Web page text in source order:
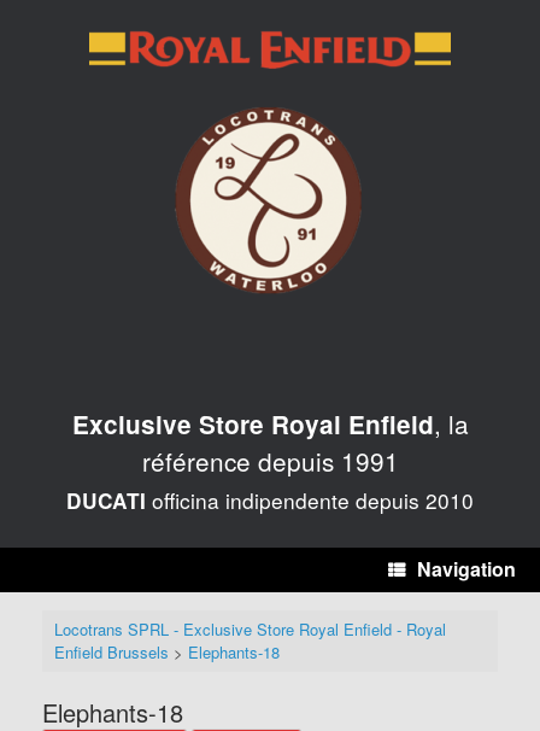
Exclusive Store Royal Enfield, la
référence depuis 1991
DUCATI officina indipendente depuis 2010
Navigation
Locotrans SPRL - Exclusive Store Royal Enfield - Royal
Enfield Brussels > Elephants-18
Elephants-18